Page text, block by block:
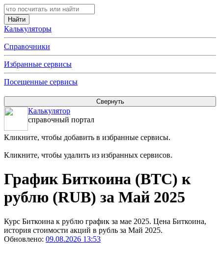
Калькуляторы
Справочники
Избранные сервисы
Посещенные сервисы
Калькулятор
справочный портал
Кликните, чтобы добавить в избранные сервисы.
Кликните, чтобы удалить из избранных сервисов.
График Биткоина (BTC) к
рублю (RUB) за Май 2025
Курс Биткоина к рублю график за мае 2025. Цена Биткоина,
история стоимости акций в рубль за Май 2025.
Обновлено: 09.08.2026 13:53